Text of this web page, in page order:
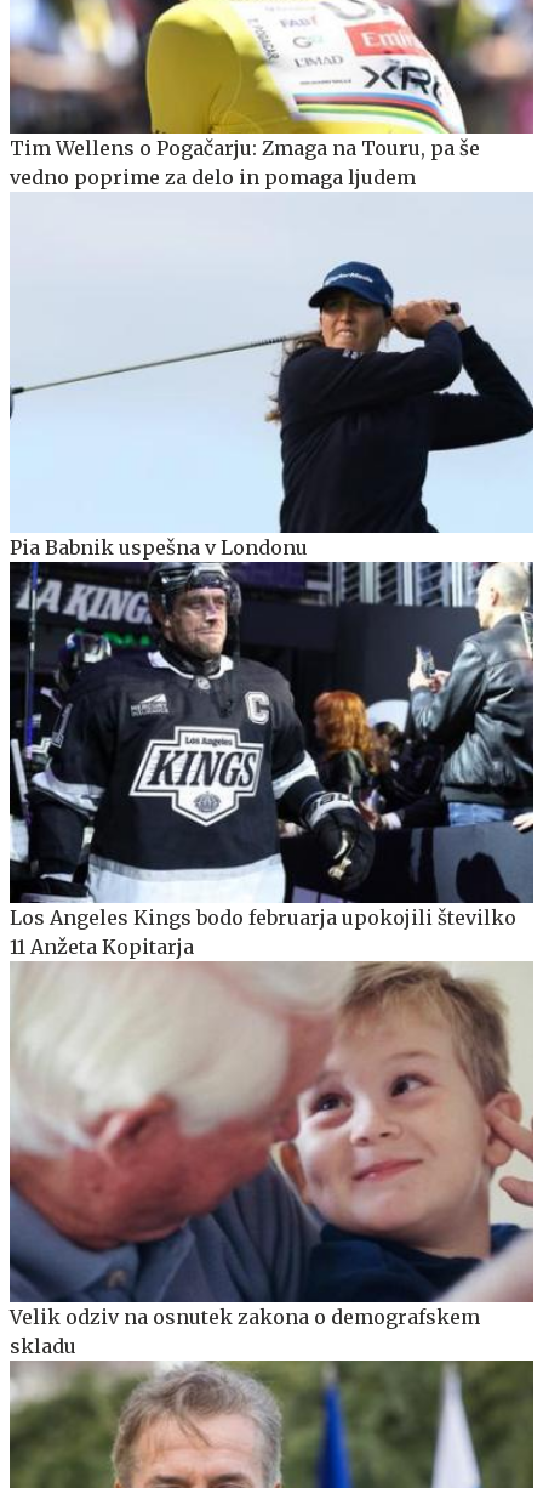
Tim Wellens o Pogačarju: Zmaga na Touru, pa še
vedno poprime za delo in pomaga ljudem
Pia Babnik uspešna v Londonu
Los Angeles Kings bodo februarja upokojili številko
11 Anžeta Kopitarja
Velik odziv na osnutek zakona o demografskem
skladu